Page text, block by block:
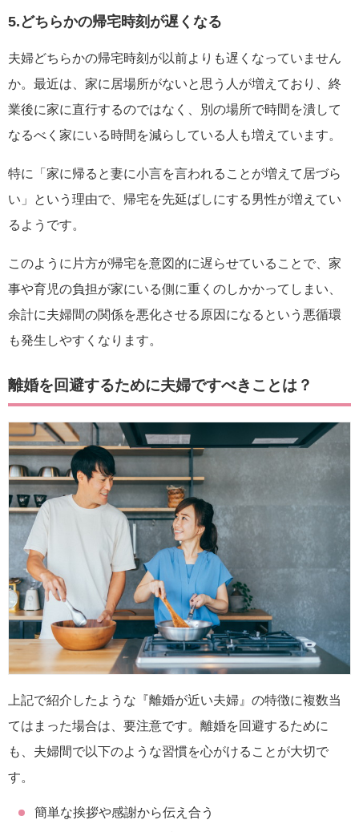
5.どちらかの帰宅時刻が遅くなる
夫婦どちらかの帰宅時刻が以前よりも遅くなっていません
か。最近は、家に居場所がないと思う人が増えており、終
業後に家に直行するのではなく、別の場所で時間を潰して
なるべく家にいる時間を減らしている人も増えています。
特に「家に帰ると妻に小言を言われることが増えて居づら
い」という理由で、帰宅を先延ばしにする男性が増えてい
るようです。
このように片方が帰宅を意図的に遅らせていることで、家
事や育児の負担が家にいる側に重くのしかかってしまい、
余計に夫婦間の関係を悪化させる原因になるという悪循環
も発生しやすくなります。
離婚を回避するために夫婦ですべきことは？
上記で紹介したような『離婚が近い夫婦』の特徴に複数当
てはまった場合は、要注意です。離婚を回避するために
も、夫婦間で以下のような習慣を心がけることが大切で
す。
簡単な挨拶や感謝から伝え合う